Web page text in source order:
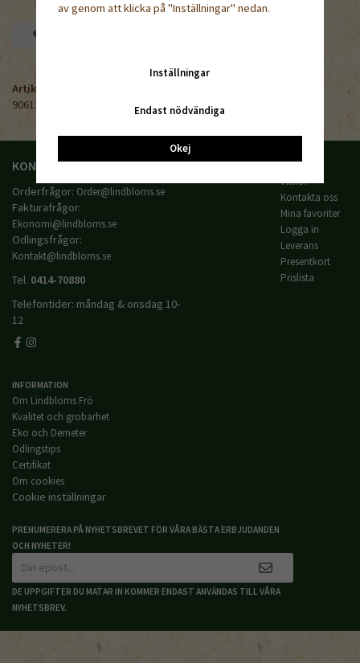
Artikelnummer:
906121
KONTAKTA OSS
Orderfrågor: Order@lindbloms.se
Fakturafrågor:
Ekonomi@lindbloms.se
Odlingsfrågor:
Kontakt@lindbloms.se
Tel. 0414-70880
Telefontider: måndag & onsdag 10-
12
HANDLA
Villkor
Kontakta oss
Mina favoriter
Logga in
Leverans
Presentkort
Prislista
INFORMATION
Om Lindbloms Frö
Kvalitet och grobarhet
Eko och Demeter
Odlingstips
Certifikat
Om cookies
Cookie inställningar
PRENUMERERA PÅ NYHETSBREVET FÖR VÅRA BÄSTA ERBJUDANDEN
OCH NYHETER!
DE UPPGIFTER DU MATAR IN KOMMER ENDAST ANVÄNDAS TILL VÅRA
NYHETSBREV.
av genom att klicka på "Inställningar" nedan.
Inställningar
Endast nödvändiga
Okej